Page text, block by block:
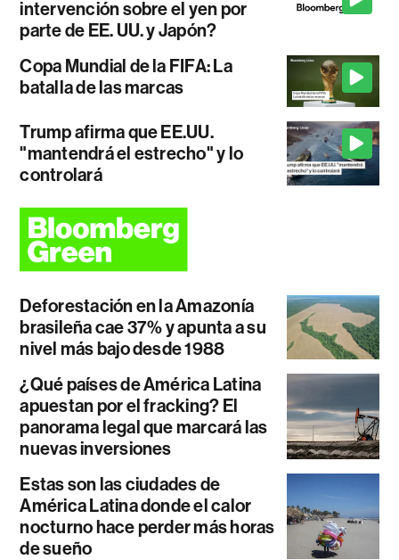
intervención sobre el yen por
parte de EE. UU. y Japón?
Copa Mundial de la FIFA: La
batalla de las marcas
Trump afirma que EE.UU.
"mantendrá el estrecho" y lo
controlará
Deforestación en la Amazonía
brasileña cae 37% y apunta a su
nivel más bajo desde 1988
¿Qué países de América Latina
apuestan por el fracking? El
panorama legal que marcará las
nuevas inversiones
Estas son las ciudades de
América Latina donde el calor
nocturno hace perder más horas
de sueño